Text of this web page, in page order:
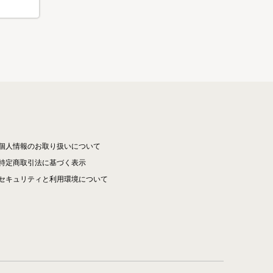
人情報のお取り扱いについて
定商取引法に基づく表示
キュリティと利用環境について